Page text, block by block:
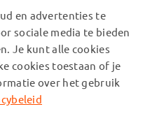
en advertenties te
sociale media te bieden
Je kunt alle cookies
cookies toestaan of je
over het gebruik